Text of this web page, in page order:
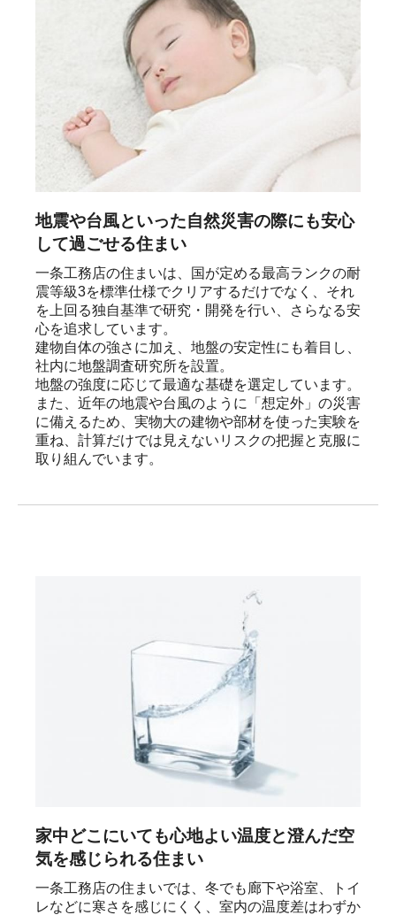
地震や台風といった自然災害の際にも安心
して過ごせる住まい
一条工務店の住まいは、国が定める最高ランクの耐
震等級3を標準仕様でクリアするだけでなく、それ
を上回る独自基準で研究・開発を行い、さらなる安
心を追求しています。
建物自体の強さに加え、地盤の安定性にも着目し、
社内に地盤調査研究所を設置。
地盤の強度に応じて最適な基礎を選定しています。
また、近年の地震や台風のように「想定外」の災害
に備えるため、実物大の建物や部材を使った実験を
重ね、計算だけでは見えないリスクの把握と克服に
取り組んでいます。
家中どこにいても心地よい温度と澄んだ空
気を感じられる住まい
一条工務店の住まいでは、冬でも廊下や浴室、トイ
レなどに寒さを感じにくく、室内の温度差はわずか